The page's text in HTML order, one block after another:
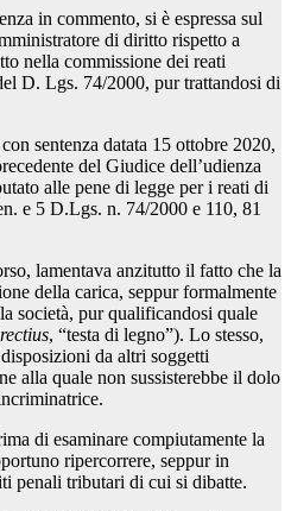
in commento, si è espressa sul
di diritto rispetto a
nella commissione dei reati
D. Lgs. 74/2000, pur trattandosi di
sentenza datata 15 ottobre 2020,
del Giudice dell’udienza
alle pene di legge per i reati di
e 5 D.Lgs. n. 74/2000 e 110, 81
lamentava anzitutto il fatto che la
della carica, seppur formalmente
società, pur qualificandosi quale
rectius, “testa di legno”). Lo stesso,
da altri soggetti
alla quale non sussisterebbe il dolo
di esaminare compiutamente la
ripercorrere, seppur in
penali tributari di cui si dibatte.